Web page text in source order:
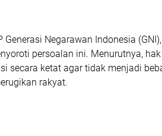
Generasi Negarawan Indonesia
persoalan ini. Menurutnya,
secara ketat agar tidak menjadi
rakyat.